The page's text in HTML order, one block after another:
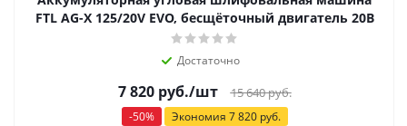
FTL AG-X 125/20V EVO, бесщёточный двигатель 20В
Достаточно
7 820руб./шт 15 640руб.
-50% Экономия 7 820руб.